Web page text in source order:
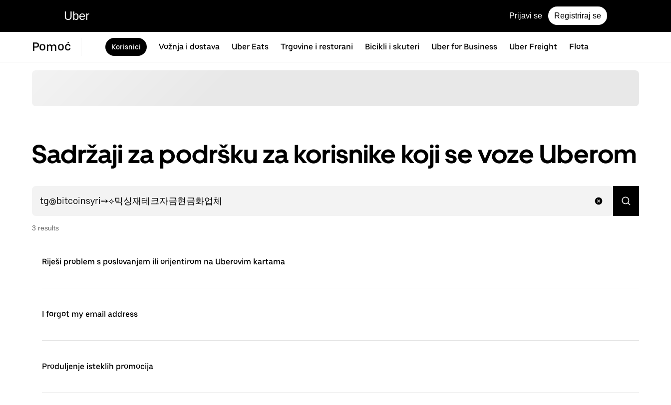
Uber Prijavi se Registriraj se
Pomoć Korisnici Vožnja i dostava Uber Eats Trgovine i restorani Bicikli i skuteri Uber for Business Uber Freight Flota
Sadržaji za podršku za korisnike koji se voze Uberom
3 results
Riješi problem s poslovanjem ili orijentirom na Uberovim kartama
I forgot my email address
Produljenje isteklih promocija